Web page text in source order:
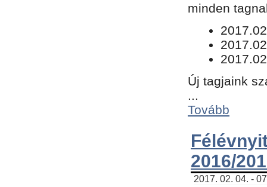
minden
Új tagjaink
...
Tovább
2016/
2017. 02. 04. -